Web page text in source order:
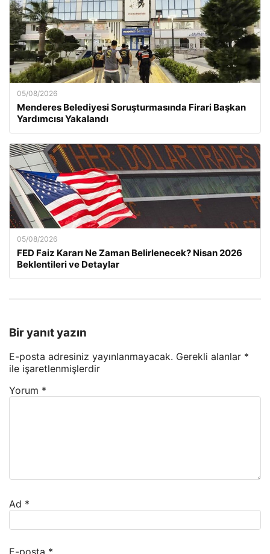
05/08/2026
Menderes Belediyesi Soruşturmasında Firari Başkan
Yardımcısı Yakalandı
05/08/2026
FED Faiz Kararı Ne Zaman Belirlenecek? Nisan 2026
Beklentileri ve Detaylar
Bir yanıt yazın
E-posta adresiniz yayınlanmayacak. Gerekli alanlar *
ile işaretlenmişlerdir
Yorum *
Ad *